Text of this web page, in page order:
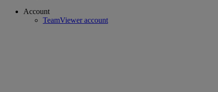
Account
TeamViewer account